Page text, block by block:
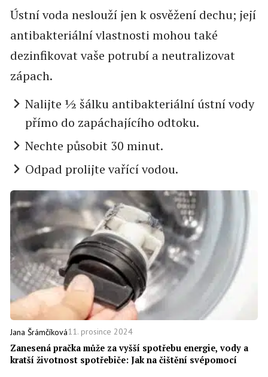
Ústní voda neslouží jen k osvěžení dechu; její
antibakteriální vlastnosti mohou také
dezinfikovat vaše potrubí a neutralizovat
zápach.
Nalijte ½ šálku antibakteriální ústní vody
přímo do zapáchajícího odtoku.
Nechte působit 30 minut.
Odpad prolijte vařící vodou.
Jana Šrámčíková11. prosince 2024
Zanesená pračka může za vyšší spotřebu energie, vody a
kratší životnost spotřebiče: Jak na čištění svépomocí